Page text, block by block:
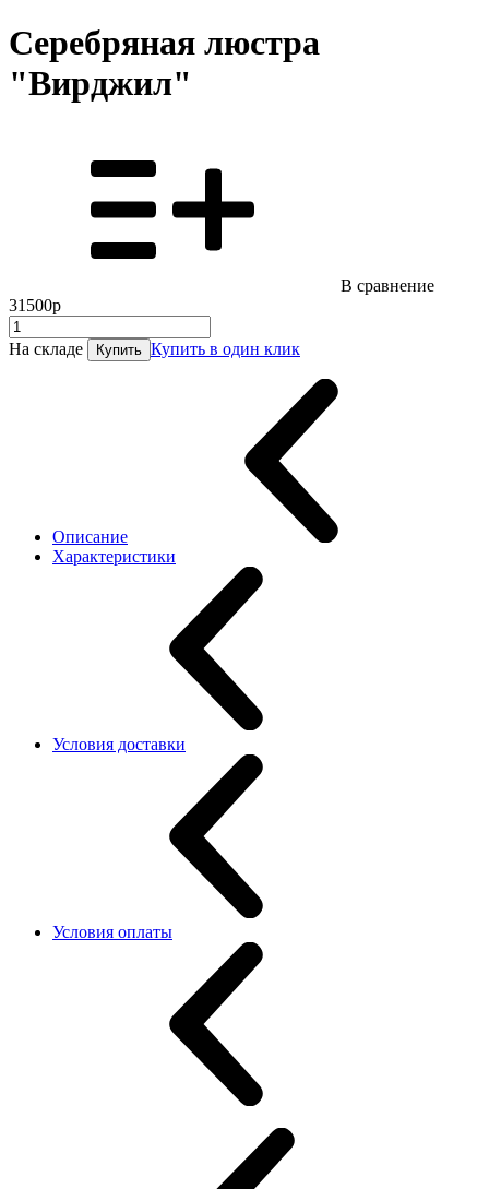
Серебряная люстра
"Вирджил"
В сравнение
31500р
На складе Купить Купить в один клик
Описание
Характеристики
Условия доставки
Условия оплаты